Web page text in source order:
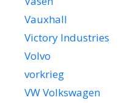
Vauxhall
Victory Industries
Volvo
vorkrieg
VW Volkswagen